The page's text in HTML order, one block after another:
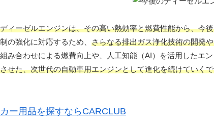
ディーゼルエンジンは、その高い熱効率と燃費性能から、今
制の強化に対応するため、 さらなる排出ガス浄化技術の開発
組み合わせによる燃費向上や、人工知能（AI）を活用したエ
させた、次世代の自動車用エンジンとして進化を続けていく
カー用品を探すならCARCLUB